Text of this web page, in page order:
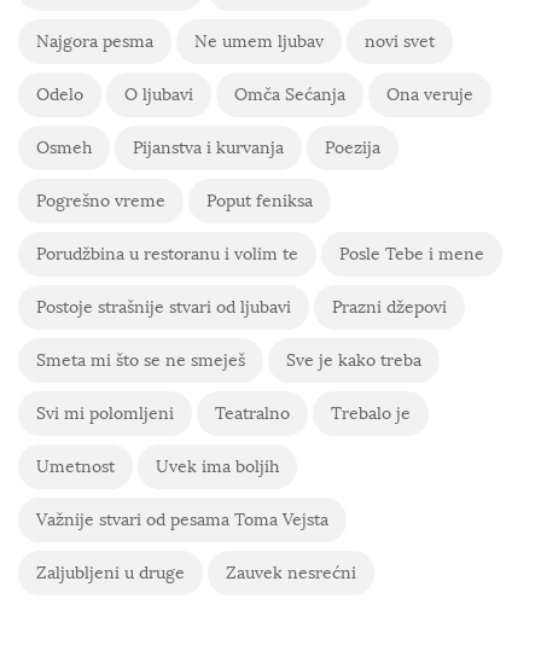
Najgora pesma Ne umem ljubav novi svet
Odelo O ljubavi Omča Sećanja Ona veruje
Osmeh Pijanstva i kurvanja Poezija
Pogrešno vreme Poput feniksa
Porudžbina u restoranu i volim te Posle Tebe i mene
Postoje strašnije stvari od ljubavi Prazni džepovi
Smeta mi što se ne smeješ Sve je kako treba
Svi mi polomljeni Teatralno Trebalo je
Umetnost Uvek ima boljih
Važnije stvari od pesama Toma Vejsta
Zaljubljeni u druge Zauvek nesrećni